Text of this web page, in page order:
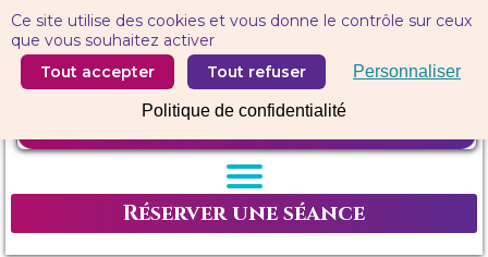
Ce site utilise des cookies et vous donne le contrôle sur ceux
que vous souhaitez activer
Tout accepter
Tout refuser Personnaliser
Politique de confidentialité
Réserver une séance